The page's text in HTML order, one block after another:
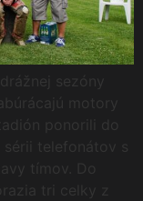
sezóny
motory
ponorili do
telefonátov s
tímov. Do
tri celky z